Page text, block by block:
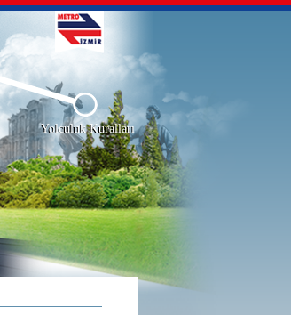
Yolculuk Kuralları